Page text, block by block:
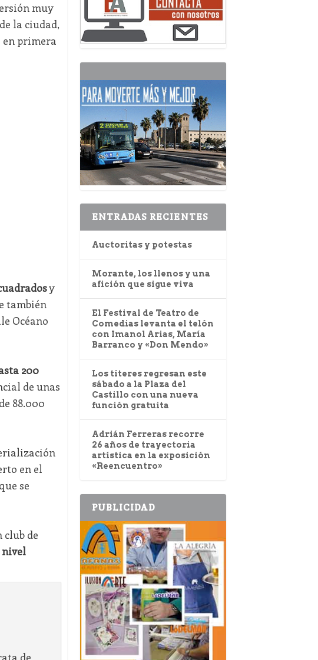
muy
la ciudad,
en primera
y
también
Océano
200
de unas
88.000
en el
se
club de
nivel
ENTRADAS RECIENTES
Auctoritas y potestas
Morante, los llenos y una
afición que sigue viva
El Festival de Teatro de
Comedias levanta el telón
con Imanol Arias, María
Barranco y «Don Mendo»
Los títeres regresan este
sábado a la Plaza del
Castillo con una nueva
función gratuita
Adrián Ferreras recorre
26 años de trayectoria
artística en la exposición
«Reencuentro»
PUBLICIDAD